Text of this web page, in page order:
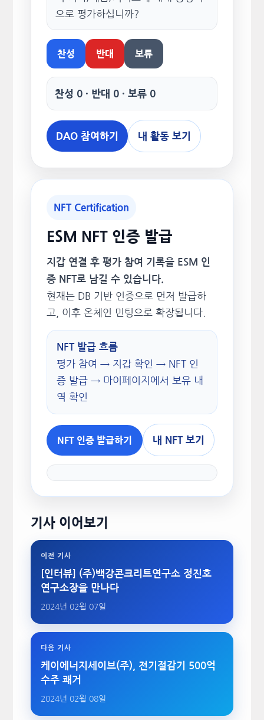
으로 평가하십니까?
찬성 반대 보류
찬성 0 · 반대 0 · 보류 0
DAO 참여하기 내 활동 보기
NFT Certification
ESM NFT 인증 발급
지갑 연결 후 평가 참여 기록을 ESM 인
증 NFT로 남길 수 있습니다.
현재는 DB 기반 인증으로 먼저 발급하
고, 이후 온체인 민팅으로 확장됩니다.
NFT 발급 흐름
평가 참여 → 지갑 확인 → NFT 인
증 발급 → 마이페이지에서 보유 내
역 확인
NFT 인증 발급하기 내 NFT 보기
기사 이어보기
이전 기사
[인터뷰] (주)백강콘크리트연구소 정진호
연구소장을 만나다
2024년 02월 07일
다음 기사
케이에너지세이브(주), 전기절감기 500억
수주 쾌거
2024년 02월 08일